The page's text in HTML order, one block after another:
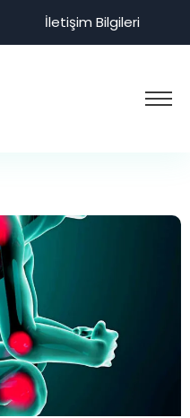
İletişim Bilgileri